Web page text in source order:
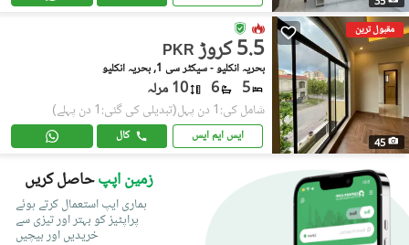
مقبول ترین
45
PKR 5.5 کروڑ
بحریہ انکلیو - سیکٹر سی 1, بحریہ انکلیو
5
6 10 مرلہ
شامل کی:1 دن پہل (تبدیلی کی گئی:1 دن پہلے)
ایس ایم ایس کال
زمین اپپحاصل کریں
ہماری ایپ استعمال کرتے ہوئے
پراپٹیز کو بہتر اور تیزی سے
خریدیں اور بیچیں